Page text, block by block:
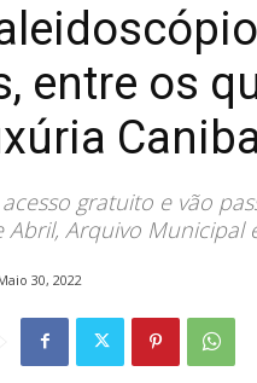
entre os
gratuito e vão
Abril, Arquivo Municipal
30, 2022